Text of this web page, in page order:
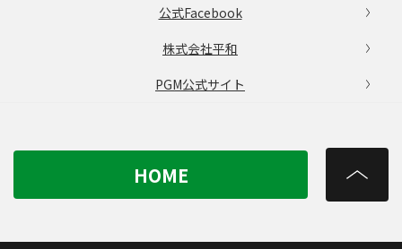
公式Facebook
株式会社平和
PGM公式サイト
HOME